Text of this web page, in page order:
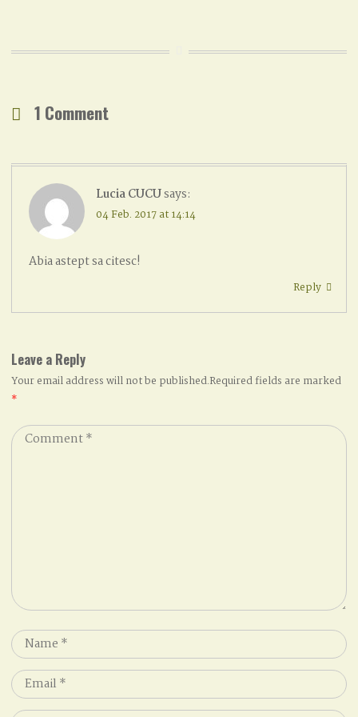
1 Comment
Lucia CUCUsays:
04 Feb. 2017 at 14:14
Abia astept sa citesc!
Reply
Leave a Reply
Your email address will not be published.Required fields are marked
*
Comment
Name
Email